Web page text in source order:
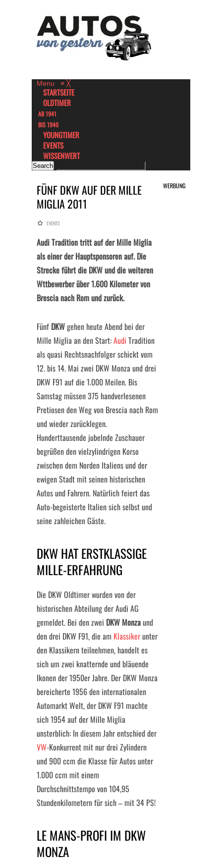
Menu ≡ ╳
STARTSEITE
OLDTIMER
AB 1941
BIS 1940
YOUNGTIMER
EVENTS
WISSENWERT
FÜNF DKW AUF DER MILLE
MIGLIA 2011
WERBUNG
EVENTS
Audi Tradition tritt auf der Mille Miglia
als einer der Hauptsponsoren auf. Die
Strecke führt die DKW und die weiteren
Wttbewerber über 1.600 Kilometer von
Brescia nach Rom und zurück.
Fünf DKWgehen heute Abend bei der
Mille Miglia an den Start:Audi Tradition
als quasi Rechtsnachfolger schickt vom
12. bis 14. Mai zwei DKW Monza und drei
DKW F91 auf die 1.000 Meilen. Bis
Samstag müssen 375 handverlesenen
Pretiosen den Weg von Brescia nach Rom
und wieder zurücklegen.
Hunderttausende jubelnde Zuschauer
begrüßen den vielzylindrigen Korso
zwischen dem Norden Italiens und der
ewigen Stadt mit seinen historischen
Autos und Fahrern. Natürlich feiert das
Auto-begeisterte Italien sich selbst und
seine zahleichen Gäste.
DKW HAT ERSTKLASSIGE
MILLE-ERFAHRUNG
Die DKW Oldtimer wurden von der
historischen Abteilung der Audi AG
gemeldet. Bei den zwei DKW Monzaund
den drei DKW F91, die am Klassikerunter
den Klassikern teilnehmen, handelt es
sich um zwei knatternde und bläuende
Ikonen der 1950er Jahre. Der DKW Monza
bereicherte 1956 den internationalen
Automarkt Welt, der DKW F91 machte
sich 1954 auf der Mille Miglia
unsterblich: In diesem Jahr entschied der
VW-Konkurrent mit nur drei Zylindern
und 900 ccm die Klasse für Autos unter
1.000 ccm mit einem
Durchschnittstempo von 104,95
Stundenkilometern für sich – mit 34 PS!
LE MANS-PROFI IM DKW
MONZA